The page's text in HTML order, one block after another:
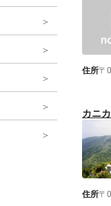
住所〒
カニ
住所〒